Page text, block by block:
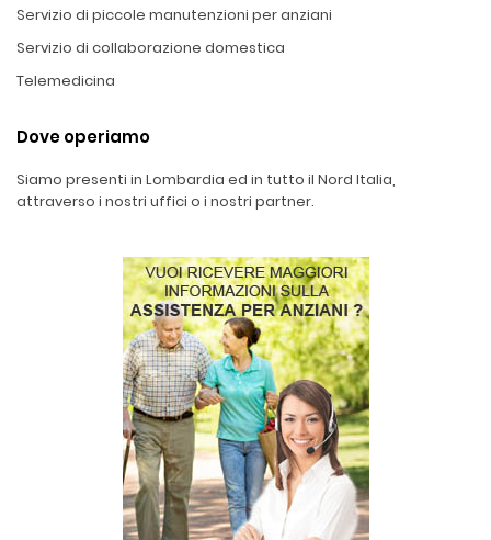
Servizio di piccole manutenzioni per anziani
Servizio di collaborazione domestica
Telemedicina
Dove operiamo
Siamo presenti in Lombardia ed in tutto il Nord Italia,
attraverso i nostri uffici o i nostri partner.